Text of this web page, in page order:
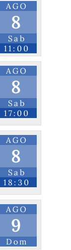
AGO
8
Sab
11:00
AGO
8
Sab
17:00
AGO
8
Sab
18:30
AGO
9
Dom